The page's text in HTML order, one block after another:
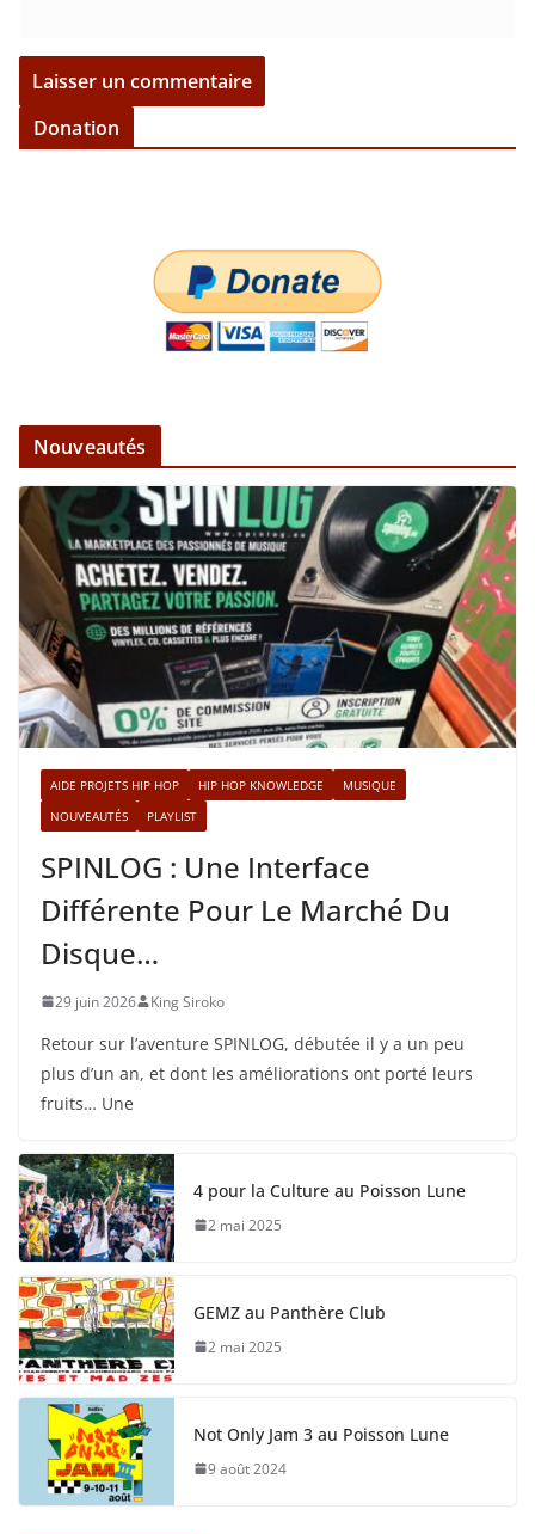
Donation
Nouveautés
AIDE PROJETS HIP HOP HIP HOP KNOWLEDGE
MUSIQUE
NOUVEAUTÉS
PLAYLIST
SPINLOG : Une Interface
Différente Pour Le Marché Du
Disque…
29 juin 2026 King Siroko
Retour sur l’aventure SPINLOG, débutée il y a un peu
plus d’un an, et dont les améliorations ont porté leurs
fruits… Une
4 pour la Culture au Poisson Lune
2 mai 2025
GEMZ au Panthère Club
2 mai 2025
Not Only Jam 3 au Poisson Lune
9 août 2024